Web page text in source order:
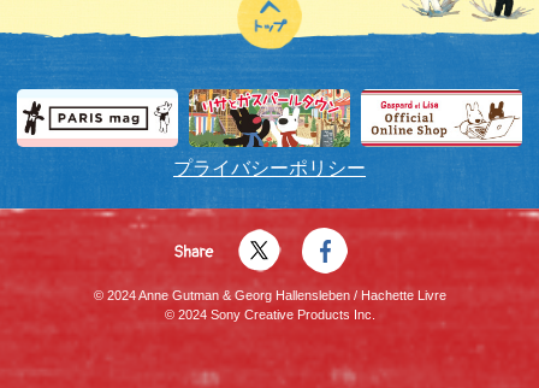
プライバシーポリシー
© 2024 Anne Gutman & Georg Hallensleben / Hachette Livre
© 2024 Sony Creative Products Inc.